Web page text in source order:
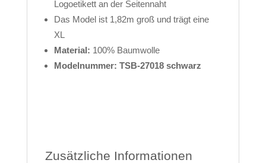
Logoetikett an der Seitennaht
Das Model ist 1,82m groß und trägt eine
XL
Material: 100% Baumwolle
Modelnummer: TSB-27018 schwarz
Zusätzliche Informationen